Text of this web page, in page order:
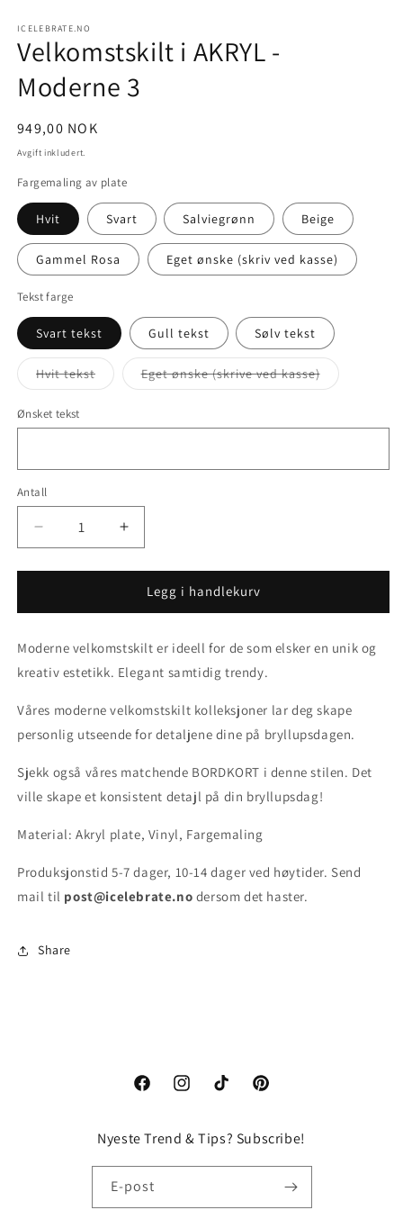
ICELEBRATE.NO
Velkomstskilt i AKRYL -
Moderne 3
Vanlig
pris
949,00 NOK
Avgift inkludert.
Fargemaling av plate
Hvit Svart Salviegrønn Beige
Gammel Rosa Eget ønske (skriv ved kasse)
Tekst farge
Svart tekst Gull tekst Sølv tekst
Hvit tekst
Varianten
utsolgt
eller
Eget ønske (skrive ved kasse)
Varianten
Ønsket tekst
Antall
antallet
for
i
-
Moderne
Øk
antallet
for
Velkomstskilt
i
-
Moderne
Legg i handlekurv
Moderne velkomstskilt er ideell for de som elsker en unik og
kreativ estetikk. Elegant samtidig trendy.
Våres moderne velkomstskilt kolleksjoner lar deg skape
personlig utseende for detaljene dine på bryllupsdagen.
Sjekk også våres matchende BORDKORT i denne stilen. Det
ville skape et konsistent detajl på din bryllupsdag!
Material: Akryl plate, Vinyl, Fargemaling
Produksjonstid 5-7 dager, 10-14 dager ved høytider. Send
mail til post@icelebrate.no dersom det haster.
Share
FacebookInstagramTikTok Pinterest
Nyeste Trend & Tips? Subscribe!
E-post